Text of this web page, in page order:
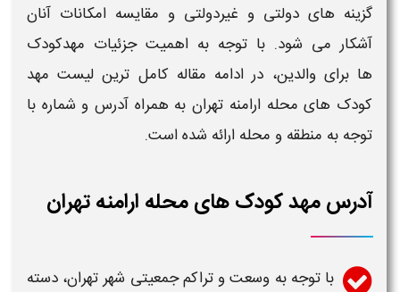
گزینه های دولتی و غیردولتی و مقایسه امکانات آنان
آشکار می شود. با توجه به اهمیت جزئیاتمهدکودک
هابرای والدین، در ادامه مقالهکامل ترین لیست مهد
کودک های محله ارامنه تهران به همراه آدرس و شمارهبا
توجه به منطقه و محله ارائه شده است.
آدرس مهد کودک های محله ارامنه تهران
با توجه به وسعت و تراکم جمعیتی شهرتهران، دسته